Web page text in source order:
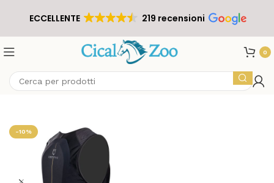
ECCELLENTE 219 recensioni
0
-10%